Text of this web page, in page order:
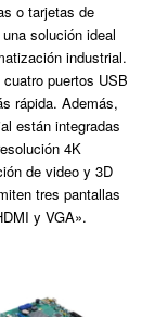
o tarjetas de
solución ideal
industrial.
puertos USB
rápida. Además,
están integradas
4K
de video y 3D
tres pantallas
y VGA».